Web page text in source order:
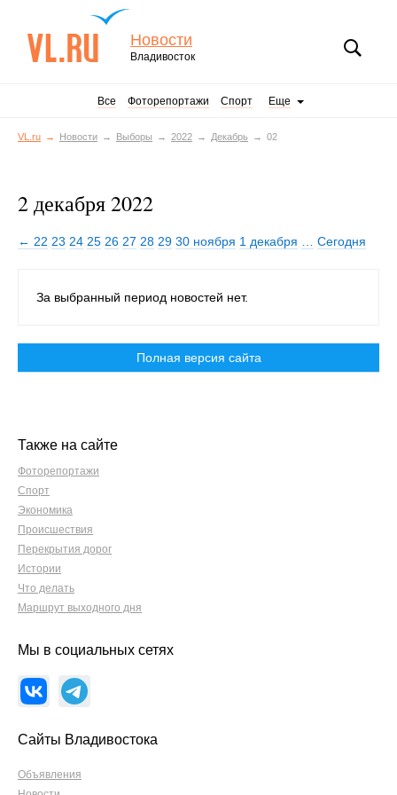
Новости
Владивосток
Все Фоторепортажи Спорт Еще
VL.ru Новости Выборы 2022 Декабрь 02
2 декабря 2022
← 22 23 24 25 26 27 28 29 30 ноября 1 декабря Сегодня
За выбранный период новостей нет.
Полная версия сайта
Также на сайте
Фоторепортажи
Спорт
Экономика
Происшествия
Перекрытия дорог
Истории
Что делать
Маршрут выходного дня
Мы в социальных сетях
Сайты Владивостока
Объявления